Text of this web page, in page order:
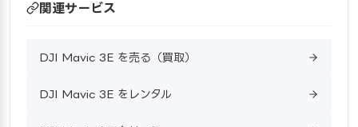
関連サービス
DJI Mavic 3E を売る（買取）
DJI Mavic 3E をレンタル